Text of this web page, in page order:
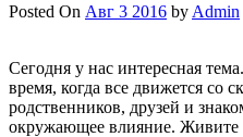
Posted On Авг 3 2016 by Admin
Сегодня у нас интересная
время, когда все движется со
родственников, друзей и
окружающее влияние. Живите